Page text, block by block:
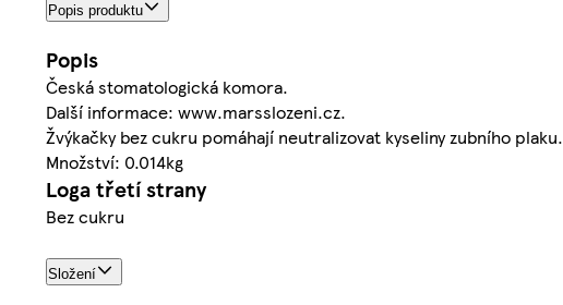
Popis produktu
Popis
Česká stomatologická komora.
Další informace: www.marsslozeni.cz.
Žvýkačky bez cukru pomáhají neutralizovat kyseliny zubního plaku.
Množství: 0.014kg
Loga třetí strany
Bez cukru
Složení